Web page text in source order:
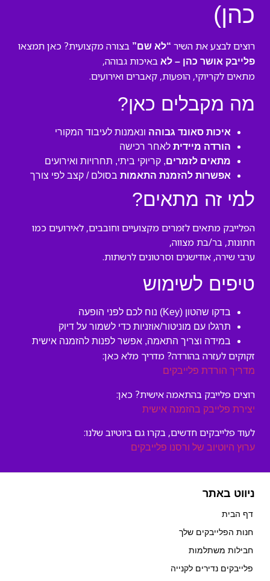
כהן)
רוצים לבצע את השיר “לא שם” בצורה מקצועית? כאן תמצאו
פלייבק אושר כהן – לא באיכות גבוהה,
מתאים לקריוקי, הופעות, קאברים ואירועים.
מה מקבלים כאן?
איכות סאונד גבוהה ונאמנות לעיבוד המקורי
הורדה מיידית לאחר רכישה
מתאים לזמרים, קריוקי ביתי, תחרויות ואירועים
אפשרות להזמנת התאמות בסולם / קצב לפי צורך
למי זה מתאים?
הפלייבק מתאים לזמרים מקצועיים וחובבים, לאירועים כמו
חתונות, בר/בת מצווה,
ערבי שירה, אודישנים וסרטונים לרשתות.
טיפים לשימוש
בדקו שהטון (Key) נוח לכם לפני הופעה
תרגלו עם מוניטור/אוזניות כדי לשמור על דיוק
במידה וצריך התאמה, אפשר לפנות להזמנה אישית
זקוקים לעזרה בהורדה? מדריך מלא כאן:
מדריך הורדת פלייבקים
רוצים פלייבק בהתאמה אישית? כאן:
יצירת פלייבק בהזמנה אישית
לעוד פלייבקים חדשים, בקרו גם ביוטיוב שלנו:
ערוץ היוטיוב של ורסנו פלייבקים
ניווט באתר
דף הבית
חנות הפלייבקים שלך
חבילות משתלמות
פלייבקים נדירים לקנייה